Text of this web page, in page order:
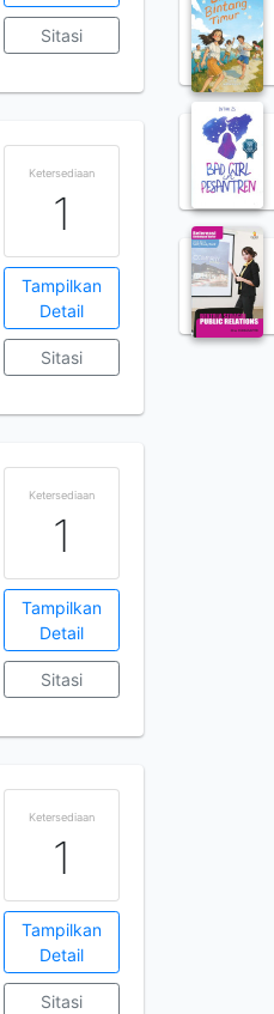
Sitasi
Ketersediaan
1
Tampilkan
Detail
Sitasi
Ketersediaan
1
Tampilkan
Detail
Sitasi
Ketersediaan
1
Tampilkan
Detail
Sitasi